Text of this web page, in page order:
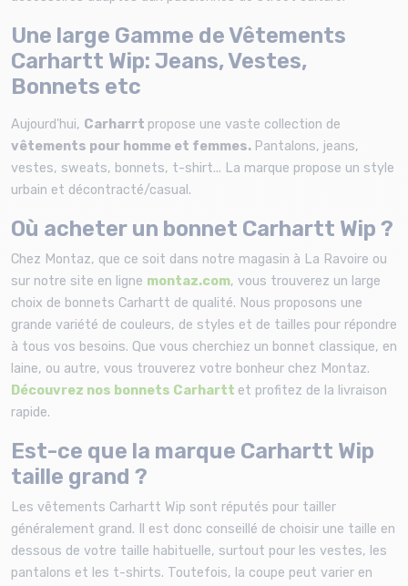
Une large Gamme de Vêtements
Carhartt Wip: Jeans, Vestes,
Bonnets etc
Aujourd'hui, Carharrt propose une vaste collection de
vêtements pour homme et femmes. Pantalons, jeans,
vestes, sweats, bonnets, t-shirt... La marque propose un style
urbain et décontracté/casual.
Où acheter un bonnet Carhartt Wip ?
Chez Montaz, que ce soit dans notre magasin à La Ravoire ou
sur notre site en ligne montaz.com, vous trouverez un large
choix de bonnets Carhartt de qualité. Nous proposons une
grande variété de couleurs, de styles et de tailles pour répondre
à tous vos besoins. Que vous cherchiez un bonnet classique, en
laine, ou autre, vous trouverez votre bonheur chez Montaz.
Découvrez nos bonnets Carhartt et profitez de la livraison
rapide.
Est-ce que la marque Carhartt Wip
taille grand ?
Les vêtements Carhartt Wip sont réputés pour tailler
généralement grand. Il est donc conseillé de choisir une taille en
dessous de votre taille habituelle, surtout pour les vestes, les
pantalons et les t-shirts. Toutefois, la coupe peut varier en